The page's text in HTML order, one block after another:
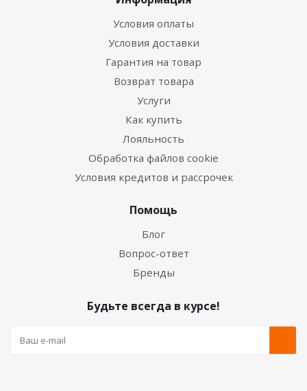
Условия оплаты
Условия доставки
Гарантия на товар
Возврат товара
Услуги
Как купить
Лояльность
Обработка файлов cookie
Условия кредитов и рассрочек
Помощь
Блог
Вопрос-ответ
Бренды
Будьте всегда в курсе!